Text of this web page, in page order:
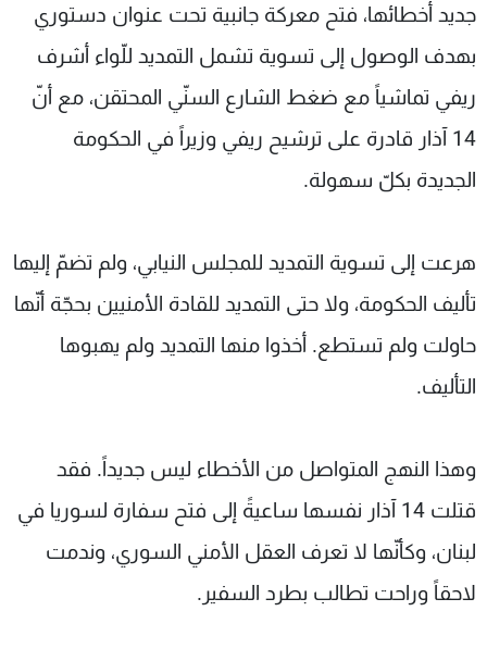
جديد أخطائها، فتح معركة جانبية تحت عنوان دستوري
بهدف الوصول إلى تسوية تشمل التمديد للّواء أشرف
ريفي تماشياً مع ضغط الشارع السنّي المحتقن، مع أنّ
14 آذار قادرة على ترشيح ريفي وزيراً في الحكومة
الجديدة بكلّ سهولة.
هرعت إلى تسوية التمديد للمجلس النيابي، ولم تضمّ إليها
تأليف الحكومة، ولا حتى التمديد للقادة الأمنيين بحجّة أنّها
حاولت ولم تستطع. أخذوا منها التمديد ولم يهبوها
التأليف.
وهذا النهج المتواصل من الأخطاء ليس جديداً. فقد
قتلت 14 آذار نفسها ساعيةً إلى فتح سفارة لسوريا في
لبنان، وكأنّها لا تعرف العقل الأمني السوري، وندمت
لاحقاً وراحت تطالب بطرد السفير.